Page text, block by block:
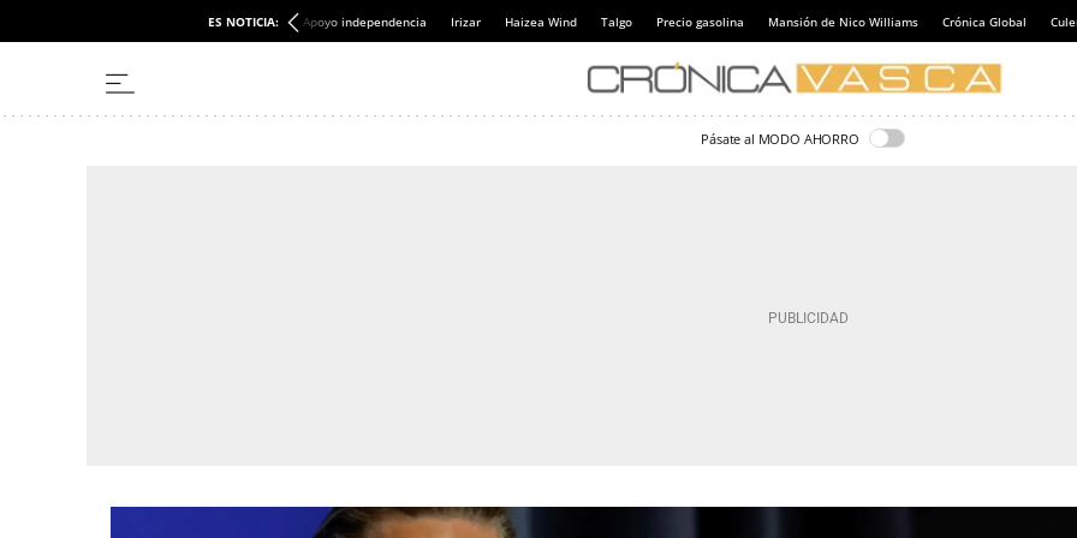
ES NOTICIA: Apoyo independencia Irizar Haizea Wind Talgo Precio gasolina Mansión de Nico Williams Crónica Global
Pásate al MODO AHORRO